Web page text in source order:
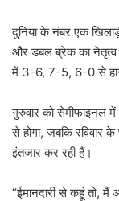
दुनिया के नंबर एक
और डबल ब्रेक का नेतृत्व
में 3-6, 7-5, 6-0 से
गुरुवार को सेमीफाइनल में
से होगा, जबकि रविवार के
इंतजार कर रही हैं।
“ईमानदारी से कहूं तो,